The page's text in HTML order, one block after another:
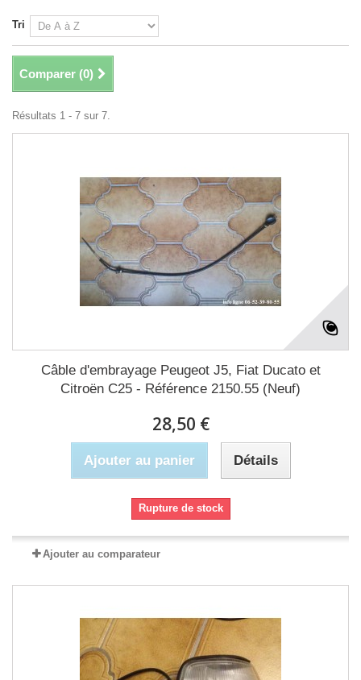
Tri
Comparer (0)
Résultats 1 - 7 sur 7.
Câble d'embrayage Peugeot J5, Fiat Ducato et
Citroën C25 - Référence 2150.55 (Neuf)
28,50 €
Ajouter au panier Détails
Rupture de stock
Ajouter au comparateur